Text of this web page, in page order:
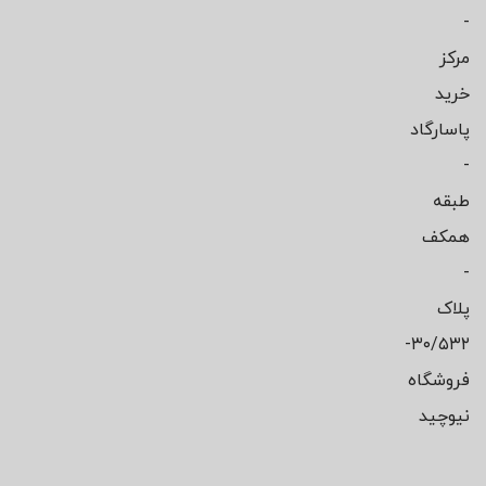
-
مرکز
خرید
پاسارگاد
-
طبقه
همکف
-
پلاک
۳۰/۵۳۲-
فروشگاه
نیوچید